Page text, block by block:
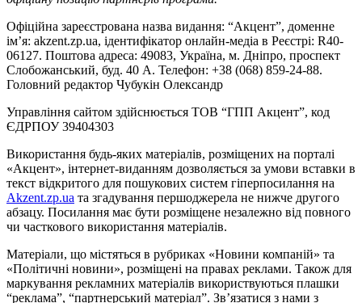
Офіційна зареєстрована назва видання: “Акцент”, доменне
ім’я: akzent.zp.ua, ідентифікатор онлайн-медіа в Реєстрі: R40-
06127. Поштова адреса: 49083, Україна, м. Дніпро, проспект
Слобожанський, буд. 40 А. Телефон: +38 (068) 859-24-88.
Головний редактор Чубукін Олександр
Управління сайтом здійснюється ТОВ “ГПП Акцент”, код
ЄДРПОУ 39404303
Використання будь-яких матеріалів, розміщених на порталі
«Акцент», інтернет-виданням дозволяється за умови вставки в
текст відкритого для пошукових систем гіперпосилання на
Akzent.zp.ua та згадування першоджерела не нижче другого
абзацу. Посилання має бути розміщене незалежно від повного
чи часткового використання матеріалів.
Матеріали, що містяться в рубриках «Новини компаній» та
«Політичні новини», розміщені на правах реклами. Також для
маркування рекламних матеріалів використвуються плашки
“реклама”, “партнерський матеріал”. Зв’язатися з нами з